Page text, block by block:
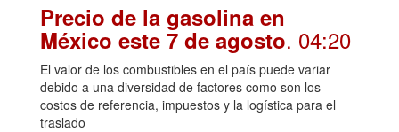
Precio de la gasolina en
México este 7 de agosto. 04:20
El valor de los combustibles en el país puede variar
debido a una diversidad de factores como son los
costos de referencia, impuestos y la logística para el
traslado